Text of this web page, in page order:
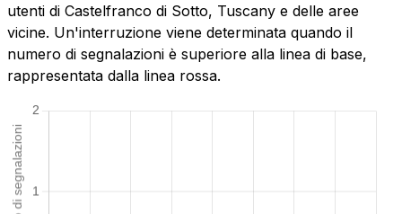
utenti di Castelfranco di Sotto, Tuscany e delle aree
vicine. Un'interruzione viene determinata quando il
numero di segnalazioni è superiore alla linea di base,
rappresentata dalla linea rossa.